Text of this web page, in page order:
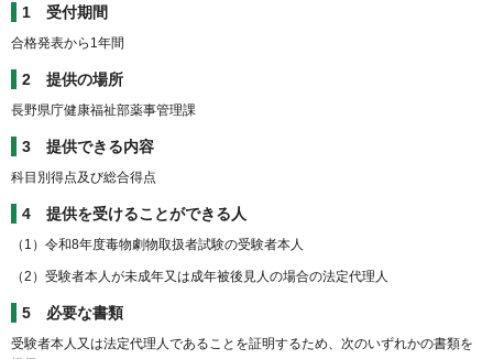
1 受付期間
合格発表から1年間
2 提供の場所
長野県庁健康福祉部薬事管理課
3 提供できる内容
科目別得点及び総合得点
4 提供を受けることができる人
（1）令和8年度毒物劇物取扱者試験の受験者本人
（2）受験者本人が未成年又は成年被後見人の場合の法定代理人
5 必要な書類
受験者本人又は法定代理人であることを証明するため、次のいずれかの書類を